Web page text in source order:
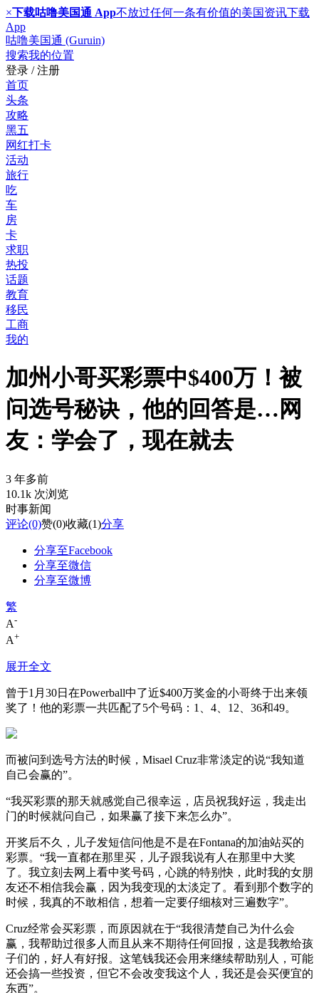
×下载咕噜美国通 App不放过任何一条有价值的美国资讯下载
App
咕噜美国通 (Guruin)
搜索我的位置
登录 / 注册
首页
头条
攻略
黑五
网红打卡
活动
旅行
吃
车
房
卡
求职
热投
话题
教育
移民
工商
我的
加州小哥买彩票中$400万！被
问选号秘诀，他的回答是…网
友：学会了，现在就去
3 年多前
10.1k 次浏览
时事新闻
评论(0)赞(0)收藏(1)分享
分享至Facebook
分享至微信
分享至微博
繁
A-
A+
展开全文
曾于1月30日在Powerball中了近$400万奖金的小哥终于出来领
奖了！他的彩票一共匹配了5个号码：1、4、12、36和49。
而被问到选号方法的时候，Misael Cruz非常淡定的说“我知道
自己会赢的”。
“我买彩票的那天就感觉自己很幸运，店员祝我好运，我走出
门的时候就问自己，如果赢了接下来怎么办”。
开奖后不久，儿子发短信问他是不是在Fontana的加油站买的
彩票。“我一直都在那里买，儿子跟我说有人在那里中大奖
了。我立刻去网上看中奖号码，心跳的特别快，此时我的女朋
友还不相信我会赢，因为我变现的太淡定了。看到那个数字的
时候，我真的不敢相信，想着一定要仔细核对三遍数字”。
Cruz经常会买彩票，而原因就在于“我很清楚自己为什么会
赢，我帮助过很多人而且从来不期待任何回报，这是我教给孩
子们的，好人有好报。这笔钱我还会用来继续帮助别人，可能
还会搞一些投资，但它不会改变我这个人，我还是会买便宜的
东西”。